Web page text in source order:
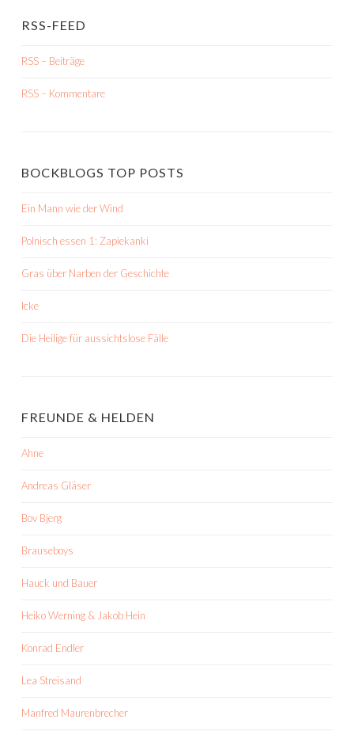
RSS-FEED
RSS – Beiträge
RSS – Kommentare
BOCKBLOGS TOP POSTS
Ein Mann wie der Wind
Polnisch essen 1: Zapiekanki
Gras über Narben der Geschichte
Icke
Die Heilige für aussichtslose Fälle
FREUNDE & HELDEN
Ahne
Andreas Gläser
Bov Bjerg
Brauseboys
Hauck und Bauer
Heiko Werning & Jakob Hein
Konrad Endler
Lea Streisand
Manfred Maurenbrecher